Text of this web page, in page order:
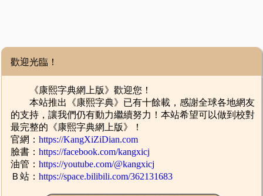
歡迎光臨！
《康熙字典網上版》歡迎您！
本站推出《康熙字典》已有十餘載，感謝全球各地網友
的支持，讓我們仍有動力繼續努力！本站希望可以做到校對
最完整的《康熙字典網上版》！
官網：https://KangXiZiDian.com
臉書：https://facebook.com/kangxicj
油管：https://youtube.com/@kangxicj
Ｂ站：https://space.bilibili.com/362131683